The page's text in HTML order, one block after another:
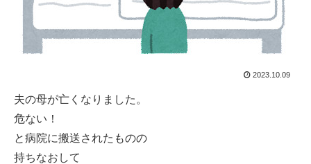
2023.10.09
夫の母が亡くなりました。
危ない！
と病院に搬送されたものの
持ちなおして